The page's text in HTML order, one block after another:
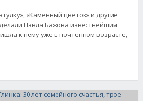
«Каменный цветок» и другие
Павла Бажова известнейшим
к нему уже в почтенном возрасте,